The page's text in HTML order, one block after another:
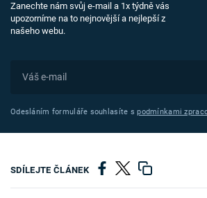
Zanechte nám svůj e-mail a 1x týdně vás
upozorníme na to nejnovější a nejlepší z
našeho webu.
Odesláním formuláře souhlasíte spodmínkami
SDÍLEJTE ČLÁNEK